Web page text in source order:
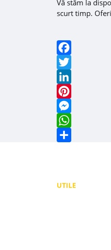
Vă stăm la
scurt timp.
Facebook
Twitter
LinkedIn
Pinterest
Messenger
WhatsApp
UTILE